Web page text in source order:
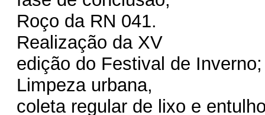
Roço da RN 041.
Realização da XV
edição do Festival de Inverno;
Limpeza urbana,
coleta regular de lixo e